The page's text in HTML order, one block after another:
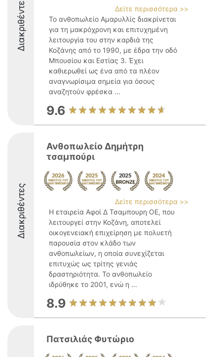
Διακριθέντες
Δείτε περισσότερα >>
Το ανθοπωλείο Αμαρυλλίς διακρίνεται
για τη μακρόχρονη και επιτυχημένη
λειτουργία του στην καρδιά της
Κοζάνης από το 1990, με έδρα την οδό
Μπουσίου και Εστίας 3. Έχει
καθιερωθεί ως ένα από τα πλέον
αναγνωρίσιμα σημεία για όσους
αναζητούν φρέσκα ...
9.6
Διακριθέντες
Ανθοπωλείο Δημήτρη
τσαμπούρι
Δείτε περισσότερα >>
Η εταιρεία Αφοί Δ Τσαμπουρη ΟΕ, που
λειτουργεί στην Κοζάνη, αποτελεί
οικογενειακή επιχείρηση με πολυετή
παρουσία στον κλάδο των
ανθοπωλείων, η οποία συνεχίζεται
επιτυχώς ως τρίτης γενιάς
δραστηριότητα. Το ανθοπωλείο
ιδρύθηκε το 2001, ενώ η ...
8.9
Πατσιλιάς Φυτώριο